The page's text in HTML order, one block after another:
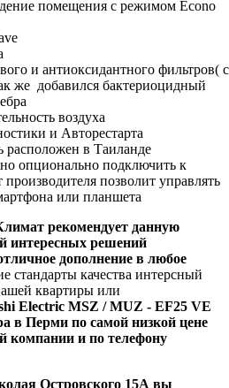
помещения с режимом Econo
и антиоксидантного фильтров(
же добавился бактериоцидный
воздуха
и Авторестарта
расположен в Таиланде
опционально подключить к
производителя позволит управлять
или планшета
рекомендует данную
интересных решений
дополнение в любое
стандарты качества интерсный
квартиры или
Electric MSZ / MUZ - EF25 VE
в Перми по самой низкой цене
компании и по телефону
Островского 15А вы